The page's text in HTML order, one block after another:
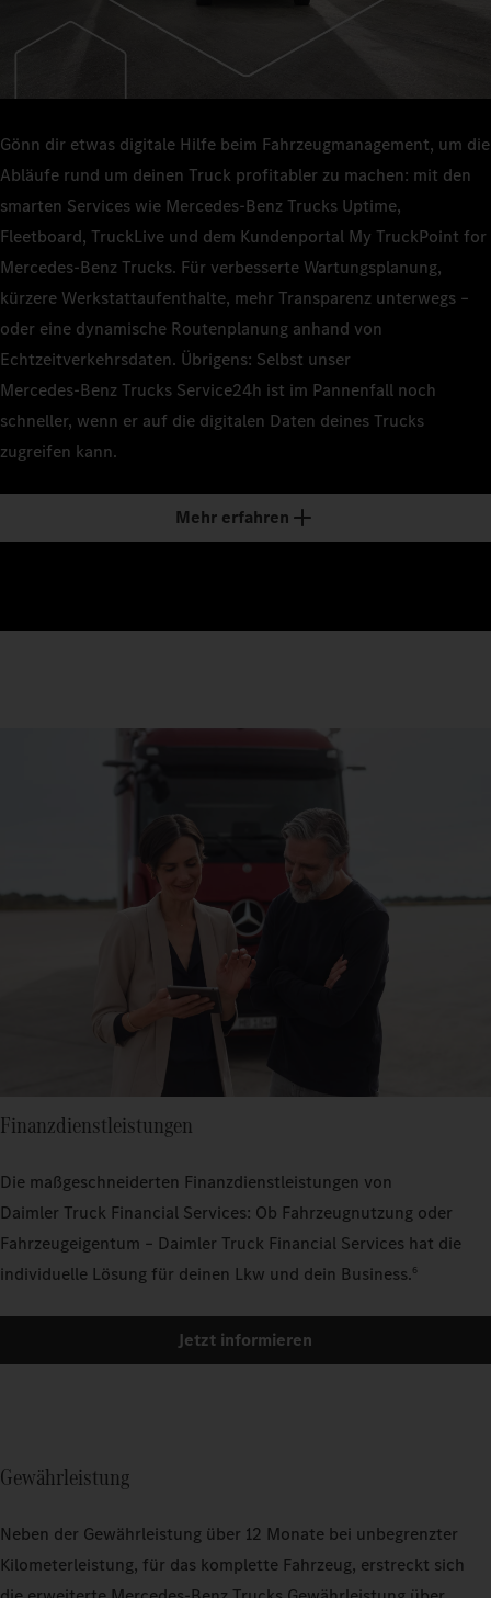
Gönn dir etwas digitale Hilfe beim Fahrzeugmanagement, um die
Abläufe rund um deinen Truck profitabler zu machen: mit den
smarten Services wie Mercedes‑Benz Trucks Uptime,
Fleetboard, TruckLive und dem Kundenportal My TruckPoint for
Mercedes‑Benz Trucks. Für verbesserte Wartungsplanung,
kürzere Werkstattaufenthalte, mehr Transparenz unterwegs –
oder eine dynamische Routenplanung anhand von
Echtzeitverkehrsdaten. Übrigens: Selbst unser
Mercedes‑Benz Trucks Service24h ist im Pannenfall noch
schneller, wenn er auf die digitalen Daten deines Trucks
zugreifen kann.
Mehr erfahren
Finanzdienstleistungen
Die maßgeschneiderten Finanzdienstleistungen von
Daimler Truck Financial Services: Ob Fahrzeugnutzung oder
Fahrzeugeigentum – Daimler Truck Financial Services hat die
individuelle Lösung für deinen Lkw und dein Business.6
Jetzt informieren
Gewährleistung
Neben der Gewährleistung über 12 Monate bei unbegrenzter
Kilometerleistung, für das komplette Fahrzeug, erstreckt sich